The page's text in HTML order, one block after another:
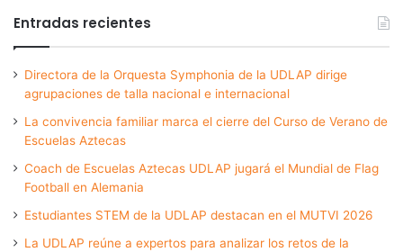
Entradas recientes
Directora de la Orquesta Symphonia de la UDLAP dirige
agrupaciones de talla nacional e internacional
La convivencia familiar marca el cierre del Curso de Verano de
Escuelas Aztecas
Coach de Escuelas Aztecas UDLAP jugará el Mundial de Flag
Football en Alemania
Estudiantes STEM de la UDLAP destacan en el MUTVI 2026
La UDLAP reúne a expertos para analizar los retos de la